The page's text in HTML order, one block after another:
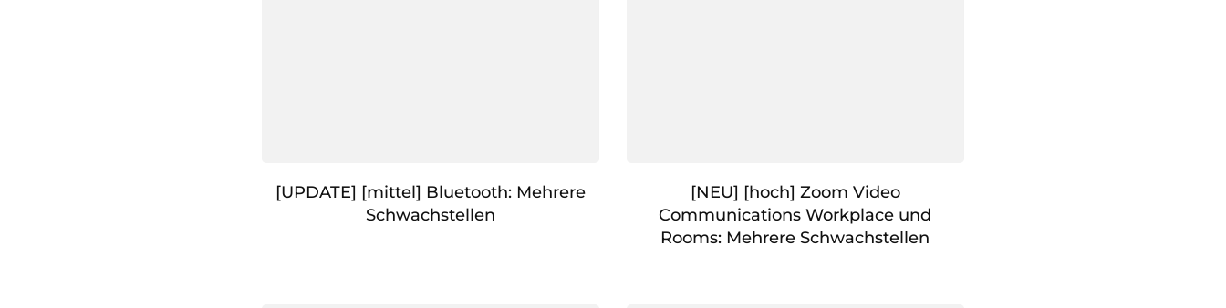
[UPDATE] [mittel] Bluetooth: Mehrere
Schwachstellen
[NEU] [hoch] Zoom Video
Communications Workplace und
Rooms: Mehrere Schwachstellen